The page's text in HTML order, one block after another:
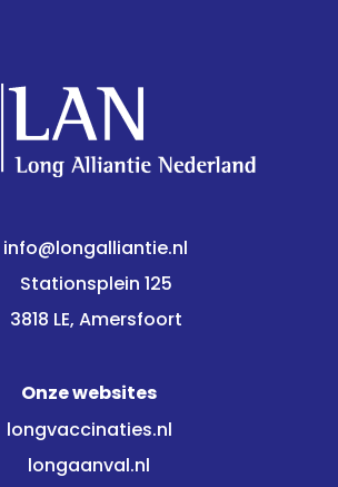
info@longalliantie.nl
Stationsplein 125
3818 LE, Amersfoort
Onze websites
longvaccinaties.nl
longaanval.nl